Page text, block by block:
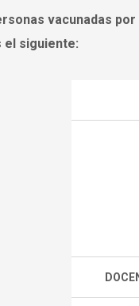
vacunadas por
el siguiente: